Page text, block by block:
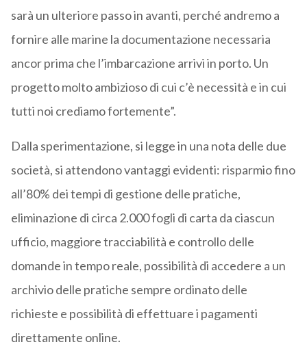
sarà un ulteriore passo in avanti, perché andremo a
fornire alle marine la documentazione necessaria
ancor prima che l’imbarcazione arrivi in porto. Un
progetto molto ambizioso di cui c’è necessità e in cui
tutti noi crediamo fortemente”.
Dalla sperimentazione, si legge in una nota delle due
società, si attendono vantaggi evidenti: risparmio fino
all’80% dei tempi di gestione delle pratiche,
eliminazione di circa 2.000 fogli di carta da ciascun
ufficio, maggiore tracciabilità e controllo delle
domande in tempo reale, possibilità di accedere a un
archivio delle pratiche sempre ordinato delle
richieste e possibilità di effettuare i pagamenti
direttamente online.